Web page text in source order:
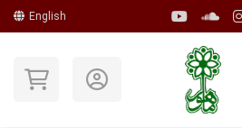
English